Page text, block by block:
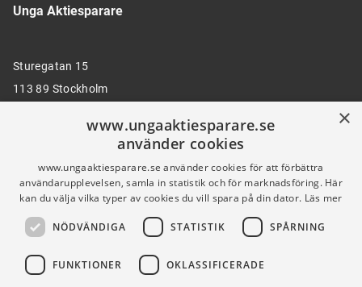
Unga Aktiesparare
Sturegatan 15
113 89 Stockholm
info@ungaaktiesparare.se
Följ oss gärna på sociala medier
×
www.ungaaktiesparare.se
använder cookies
www.ungaaktiesparare.se använder cookies för att förbättra
användarupplevelsen, samla in statistik och för marknadsföring. Här
kan du välja vilka typer av cookies du vill spara på din dator. Läs mer
NÖDVÄNDIGA STATISTIK SPÅRNING
FUNKTIONER OKLASSIFICERADE